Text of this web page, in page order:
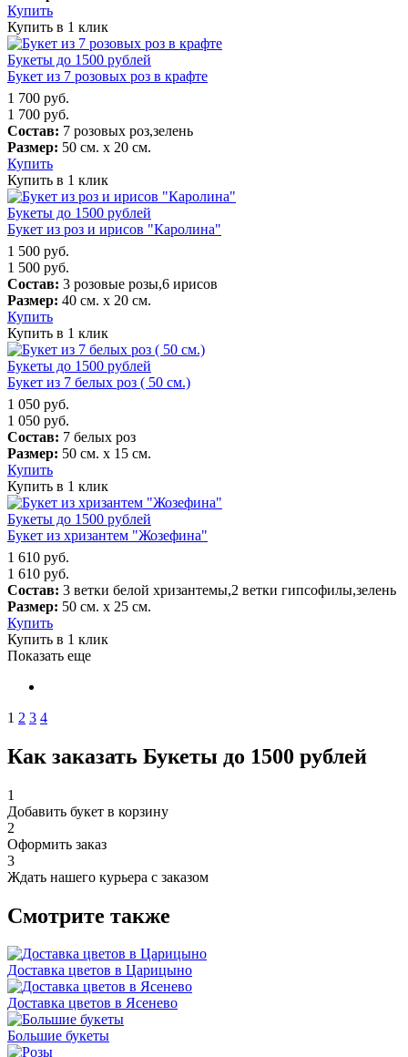
Купить
Купить в 1 клик
Букеты до 1500 рублей
Букет из 7 розовых роз в крафте
1 700 руб.
1 700 руб.
Состав: 7 розовых роз,зелень
Размер: 50 см. х 20 см.
Купить
Купить в 1 клик
Букеты до 1500 рублей
Букет из роз и ирисов "Каролина"
1 500 руб.
1 500 руб.
Состав: 3 розовые розы,6 ирисов
Размер: 40 см. х 20 см.
Купить
Купить в 1 клик
Букеты до 1500 рублей
Букет из 7 белых роз ( 50 см.)
1 050 руб.
1 050 руб.
Состав: 7 белых роз
Размер: 50 см. х 15 см.
Купить
Купить в 1 клик
Букеты до 1500 рублей
Букет из хризантем "Жозефина"
1 610 руб.
1 610 руб.
Состав: 3 ветки белой хризантемы,2 ветки гипсофилы,зелень
Размер: 50 см. х 25 см.
Купить
Купить в 1 клик
Показать еще
1 2 3 4
Как заказать Букеты до 1500 рублей
1
Добавить букет в корзину
2
Оформить заказ
3
Ждать нашего курьера с заказом
Смотрите также
Доставка цветов в Царицыно
Доставка цветов в Ясенево
Большие букеты